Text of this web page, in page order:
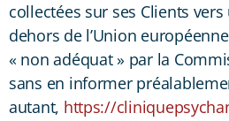
collectées sur ses Clients
dehors de l’Union
« non adéquat » par la
sans en informer
autant, https://